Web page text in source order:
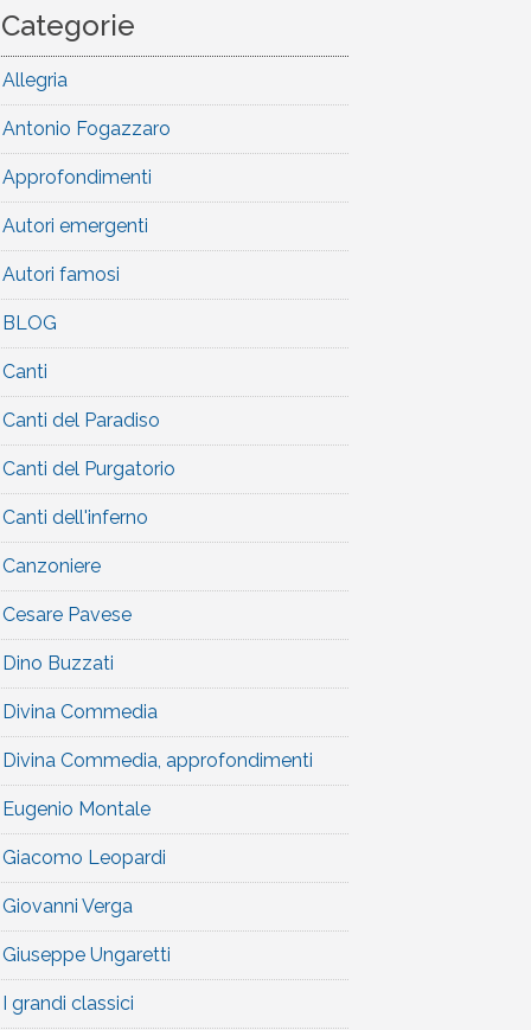
Categorie
Allegria
Antonio Fogazzaro
Approfondimenti
Autori emergenti
Autori famosi
BLOG
Canti
Canti del Paradiso
Canti del Purgatorio
Canti dell'inferno
Canzoniere
Cesare Pavese
Dino Buzzati
Divina Commedia
Divina Commedia, approfondimenti
Eugenio Montale
Giacomo Leopardi
Giovanni Verga
Giuseppe Ungaretti
I grandi classici